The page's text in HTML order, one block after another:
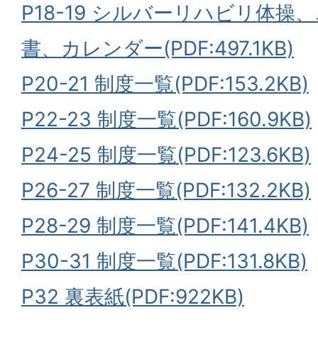
P18-19 シルバーリハビリ体操
書、カレンダー(PDF:497.1KB)
P20-21 制度一覧(PDF:153.2KB)
P22-23 制度一覧(PDF:160.9KB)
P24-25 制度一覧(PDF:123.6KB)
P26-27 制度一覧(PDF:132.2KB)
P28-29 制度一覧(PDF:141.4KB)
P30-31 制度一覧(PDF:131.8KB)
P32 裏表紙(PDF:922KB)